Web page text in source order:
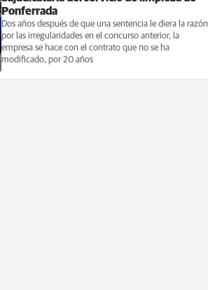
Ponferrada
Dos años después de que una sentencia le diera la razón
por las irregularidades en el concurso anterior, la
empresa se hace con el contrato que no se ha
modificado, por 20 años